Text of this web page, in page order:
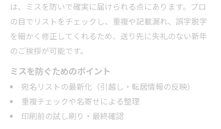
は、ミスを防いで確実に届けられる点にあります。プロ
の目でリストをチェックし、重複や記載漏れ、誤字脱字
を細かく修正してくれるため、送り先に失礼のない新年
のご挨拶が可能です。
ミスを防ぐためのポイント
宛名リストの最新化（引越し・転居情報の反映）
重複チェックや名寄せによる整理
印刷前の試し刷り・最終確認